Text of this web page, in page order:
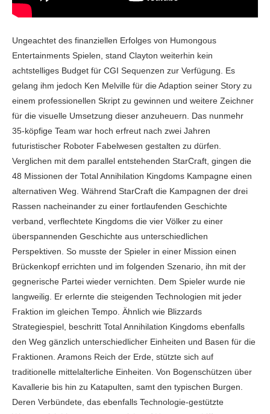
Ungeachtet des finanziellen Erfolges von Humongous
Entertainments Spielen, stand Clayton weiterhin kein
achtstelliges Budget für CGI Sequenzen zur Verfügung. Es
gelang ihm jedoch Ken Melville für die Adaption seiner Story zu
einem professionellen Skript zu gewinnen und weitere Zeichner
für die visuelle Umsetzung dieser anzuheuern. Das nunmehr
35-köpfige Team war hoch erfreut nach zwei Jahren
futuristischer Roboter Fabelwesen gestalten zu dürfen.
Verglichen mit dem parallel entstehenden StarCraft, gingen die
48 Missionen der Total Annihilation Kingdoms Kampagne einen
alternativen Weg. Während StarCraft die Kampagnen der drei
Rassen nacheinander zu einer fortlaufenden Geschichte
verband, verflechtete Kingdoms die vier Völker zu einer
überspannenden Geschichte aus unterschiedlichen
Perspektiven. So musste der Spieler in einer Mission einen
Brückenkopf errichten und im folgenden Szenario, ihn mit der
gegnerische Partei wieder vernichten. Dem Spieler wurde nie
langweilig. Er erlernte die steigenden Technologien mit jeder
Fraktion im gleichen Tempo. Ähnlich wie Blizzards
Strategiespiel, beschritt Total Annihilation Kingdoms ebenfalls
den Weg gänzlich unterschiedlicher Einheiten und Basen für die
Fraktionen. Aramons Reich der Erde, stützte sich auf
traditionelle mittelalterliche Einheiten. Von Bogenschützen über
Kavallerie bis hin zu Katapulten, samt den typischen Burgen.
Deren Verbündete, das ebenfalls Technologie-gestützte